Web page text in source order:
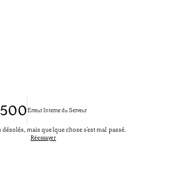
500Erreur Interne du Serveur
mais quelque chose s'est mal passé.
Réessayer